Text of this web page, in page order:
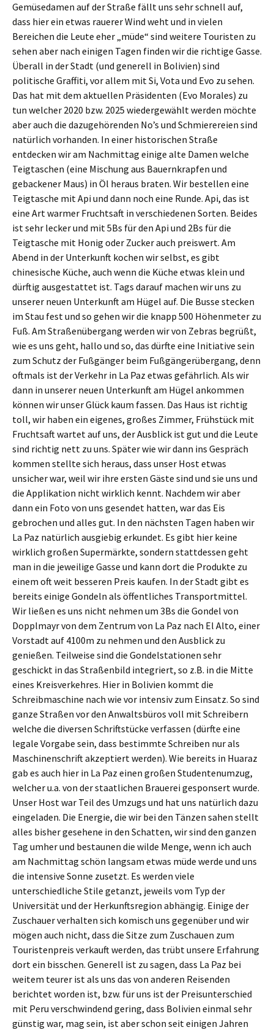
Gemüsedamen auf der Straße fällt uns sehr schnell auf,
dass hier ein etwas rauerer Wind weht und in vielen
Bereichen die Leute eher „müde“ sind weitere Touristen zu
sehen aber nach einigen Tagen finden wir die richtige Gasse.
Überall in der Stadt (und generell in Bolivien) sind
politische Graffiti, vor allem mit Si, Vota und Evo zu sehen.
Das hat mit dem aktuellen Präsidenten (Evo Morales) zu
tun welcher 2020 bzw. 2025 wiedergewählt werden möchte
aber auch die dazugehörenden No’s und Schmierereien sind
natürlich vorhanden. In einer historischen Straße
entdecken wir am Nachmittag einige alte Damen welche
Teigtaschen (eine Mischung aus Bauernkrapfen und
gebackener Maus) in Öl heraus braten. Wir bestellen eine
Teigtasche mit Api und dann noch eine Runde. Api, das ist
eine Art warmer Fruchtsaft in verschiedenen Sorten. Beides
ist sehr lecker und mit 5Bs für den Api und 2Bs für die
Teigtasche mit Honig oder Zucker auch preiswert. Am
Abend in der Unterkunft kochen wir selbst, es gibt
chinesische Küche, auch wenn die Küche etwas klein und
dürftig ausgestattet ist. Tags darauf machen wir uns zu
unserer neuen Unterkunft am Hügel auf. Die Busse stecken
im Stau fest und so gehen wir die knapp 500 Höhenmeter zu
Fuß. Am Straßenübergang werden wir von Zebras begrüßt,
wie es uns geht, hallo und so, das dürfte eine Initiative sein
zum Schutz der Fußgänger beim Fußgängerübergang, denn
oftmals ist der Verkehr in La Paz etwas gefährlich. Als wir
dann in unserer neuen Unterkunft am Hügel ankommen
können wir unser Glück kaum fassen. Das Haus ist richtig
toll, wir haben ein eigenes, großes Zimmer, Frühstück mit
Fruchtsaft wartet auf uns, der Ausblick ist gut und die Leute
sind richtig nett zu uns. Später wie wir dann ins Gespräch
kommen stellte sich heraus, dass unser Host etwas
unsicher war, weil wir ihre ersten Gäste sind und sie uns und
die Applikation nicht wirklich kennt. Nachdem wir aber
dann ein Foto von uns gesendet hatten, war das Eis
gebrochen und alles gut. In den nächsten Tagen haben wir
La Paz natürlich ausgiebig erkundet. Es gibt hier keine
wirklich großen Supermärkte, sondern stattdessen geht
man in die jeweilige Gasse und kann dort die Produkte zu
einem oft weit besseren Preis kaufen. In der Stadt gibt es
bereits einige Gondeln als öffentliches Transportmittel.
Wir ließen es uns nicht nehmen um 3Bs die Gondel von
Dopplmayr von dem Zentrum von La Paz nach El Alto, einer
Vorstadt auf 4100m zu nehmen und den Ausblick zu
genießen. Teilweise sind die Gondelstationen sehr
geschickt in das Straßenbild integriert, so z.B. in die Mitte
eines Kreisverkehres. Hier in Bolivien kommt die
Schreibmaschine nach wie vor intensiv zum Einsatz. So sind
ganze Straßen vor den Anwaltsbüros voll mit Schreibern
welche die diversen Schriftstücke verfassen (dürfte eine
legale Vorgabe sein, dass bestimmte Schreiben nur als
Maschinenschrift akzeptiert werden). Wie bereits in Huaraz
gab es auch hier in La Paz einen großen Studentenumzug,
welcher u.a. von der staatlichen Brauerei gesponsert wurde.
Unser Host war Teil des Umzugs und hat uns natürlich dazu
eingeladen. Die Energie, die wir bei den Tänzen sahen stellt
alles bisher gesehene in den Schatten, wir sind den ganzen
Tag umher und bestaunen die wilde Menge, wenn ich auch
am Nachmittag schön langsam etwas müde werde und uns
die intensive Sonne zusetzt. Es werden viele
unterschiedliche Stile getanzt, jeweils vom Typ der
Universität und der Herkunftsregion abhängig. Einige der
Zuschauer verhalten sich komisch uns gegenüber und wir
mögen auch nicht, dass die Sitze zum Zuschauen zum
Touristenpreis verkauft werden, das trübt unsere Erfahrung
dort ein bisschen. Generell ist zu sagen, dass La Paz bei
weitem teurer ist als uns das von anderen Reisenden
berichtet worden ist, bzw. für uns ist der Preisunterschied
mit Peru verschwindend gering, dass Bolivien einmal sehr
günstig war, mag sein, ist aber schon seit einigen Jahren